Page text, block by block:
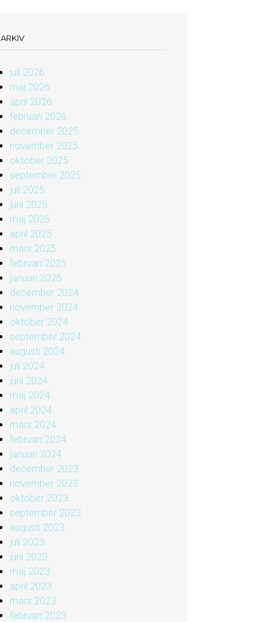
ARKIV
juli 2026
maj 2026
april 2026
februari 2026
december 2025
november 2025
oktober 2025
september 2025
juli 2025
juni 2025
maj 2025
april 2025
mars 2025
februari 2025
januari 2025
december 2024
november 2024
oktober 2024
september 2024
augusti 2024
juli 2024
juni 2024
maj 2024
april 2024
mars 2024
februari 2024
januari 2024
december 2023
november 2023
oktober 2023
september 2023
augusti 2023
juli 2023
juni 2023
maj 2023
april 2023
mars 2023
februari 2023